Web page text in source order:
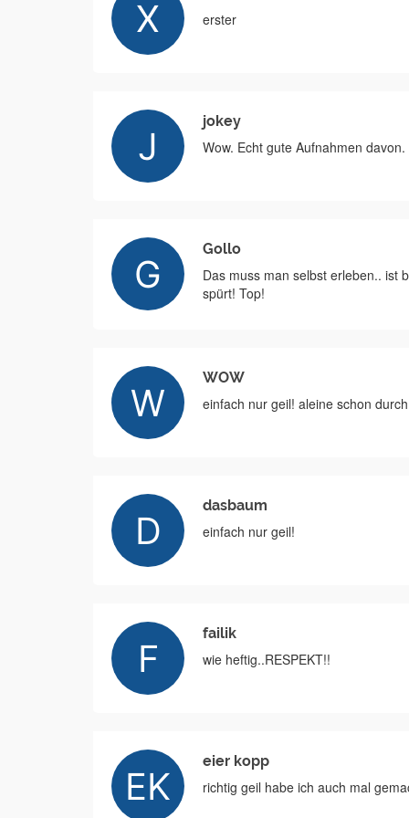
erster
jokey
Wow. Echt gute Aufnahmen davon.
Gollo
Das muss man selbst erleben.. ist
spürt! Top!
WOW
einfach nur geil! aleine schon
dasbaum
einfach nur geil!
failik
wie heftig..RESPEKT!!
eier kopp
richtig geil habe ich auch mal